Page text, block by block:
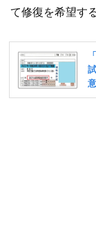
て修復を希望す